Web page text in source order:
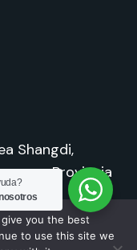
Shangdi,
Provincia
you the best
to use this site we